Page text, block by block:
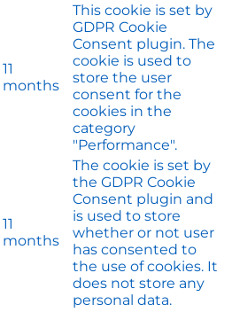
11
months
This cookie is set by
GDPR Cookie
Consent plugin. The
cookie is used to
store the user
consent for the
cookies in the
category
"Performance".
11
months
The cookie is set by
the GDPR Cookie
Consent plugin and
is used to store
whether or not user
has consented to
the use of cookies. It
does not store any
personal data.